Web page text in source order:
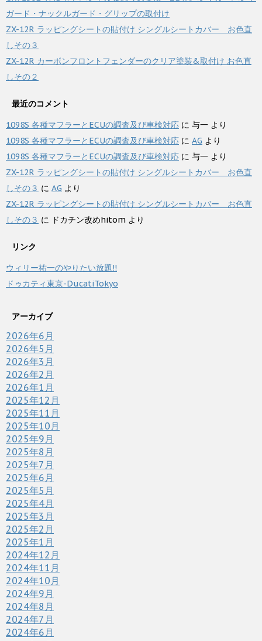
ガード・ナックルガード・グリップの取付け
ZX-12R ラッピングシートの貼付け シングルシートカバー お色直
しその３
ZX-12R カーボンフロントフェンダーのクリア塗装&取付け お色直
しその２
最近のコメント
1098S 各種マフラーとECUの調査及び車検対応 に 与一 より
1098S 各種マフラーとECUの調査及び車検対応 に AG より
1098S 各種マフラーとECUの調査及び車検対応 に 与一 より
ZX-12R ラッピングシートの貼付け シングルシートカバー お色直
しその３ に AG より
ZX-12R ラッピングシートの貼付け シングルシートカバー お色直
しその３ に ドカチン改めhitom より
リンク
ウィリー祐一のやりたい放題!!
ドゥカティ東京-DucatiTokyo
アーカイブ
2026年6月
2026年5月
2026年3月
2026年2月
2026年1月
2025年12月
2025年11月
2025年10月
2025年9月
2025年8月
2025年7月
2025年6月
2025年5月
2025年4月
2025年3月
2025年2月
2025年1月
2024年12月
2024年11月
2024年10月
2024年9月
2024年8月
2024年7月
2024年6月